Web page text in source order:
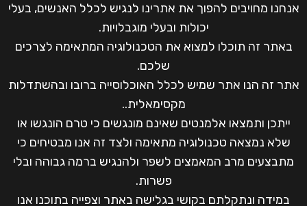
אנחנו מחויבים להפוך את אתרינו לנגיש לכלל האנשים, בעלי
יכולות ובעלי מוגבלויות.
באתר זה תוכלו למצוא את הטכנולוגיה המתאימה לצרכים
שלכם.
אתר זה הנו אתר שמיש לכלל האוכלוסייה ברובו ובהשתדלות
מקסימאלית..
ייתכן ותמצאו אלמנטים שאינם מונגשים כי טרם הונגשו או
שלא נמצאה טכנולוגיה מתאימה ולצד זה אנו מבטיחים כי
מתבצעים מרב המאמצים לשפר ולהנגיש ברמה גבוהה ובלי
פשרות.
במידה ונתקלתם בקושי בגלישה באתר וצפייה בתוכנו אנו